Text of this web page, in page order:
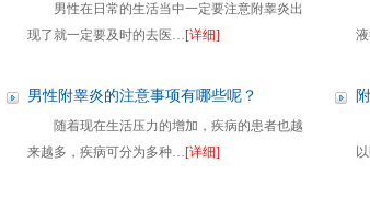
男性在日常的生活当中一定要注意附睾炎出
现了就一定要及时的去医…[详细]
男性附睾炎的注意事项有哪些呢？
随着现在生活压力的增加，疾病的患者也越
来越多，疾病可分为多种…[详细]